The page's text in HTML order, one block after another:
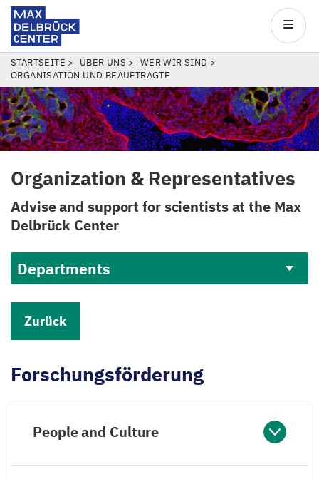
Direkt
zum
Inhalt
Center
Main
PFADNAVIGATION
STARTSEITE ÜBER UNS
WER WIR SIND
ORGANISATION UND BEAUFTRAGTE
Organization & Representatives
Advise and support for scientists at the Max
Delbrück Center
Departments
Zurück
Forschungsförderung
People and Culture